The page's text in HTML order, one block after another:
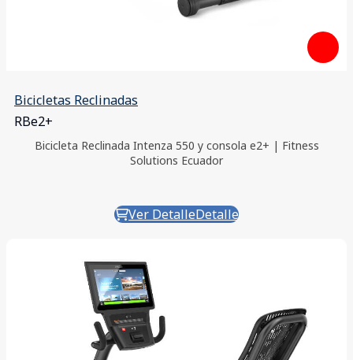
Bicicletas Reclinadas
RBe2+
Bicicleta Reclinada Intenza 550 y consola e2+ | Fitness
Solutions Ecuador
Ver DetalleDetalle